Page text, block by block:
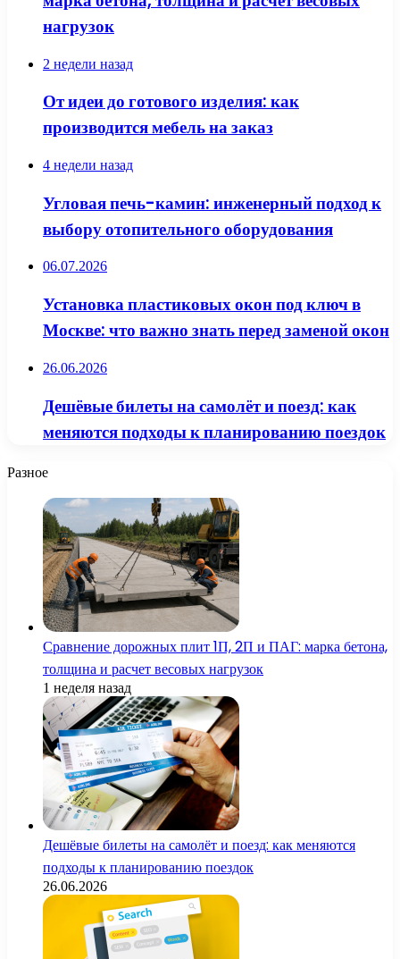
нагрузок
2 недели назад
От идеи до готового изделия: как
производится мебель на заказ
4 недели назад
Угловая печь-камин: инженерный подход к
выбору отопительного оборудования
06.07.2026
Установка пластиковых окон под ключ в
Москве: что важно знать перед заменой окон
26.06.2026
Дешёвые билеты на самолёт и поезд: как
меняются подходы к планированию поездок
Разное
Сравнение дорожных плит 1П, 2П и ПАГ: марка бетона,
толщина и расчет весовых нагрузок
1 неделя назад
Дешёвые билеты на самолёт и поезд: как меняются
подходы к планированию поездок
26.06.2026